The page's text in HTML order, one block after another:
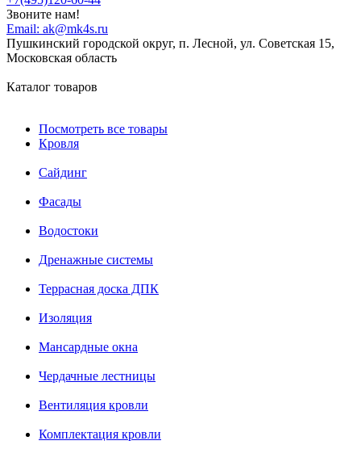
Звоните нам!
Email: ak@mk4s.ru
Пушкинский городской округ, п. Лесной, ул. Советская 15,
Московская область
Каталог товаров
Посмотреть все товары
Кровля
Сайдинг
Фасады
Водостоки
Дренажные системы
Террасная доска ДПК
Изоляция
Мансардные окна
Чердачные лестницы
Вентиляция кровли
Комплектация кровли